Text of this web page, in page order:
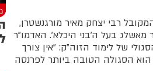
רבי יצחק מאיר מורגנשטרן,
מאשלג בעל ה'בני היכלא'. האדמו"ר
של לימוד הזוה"ק: "אין צורך
הסגולה הטובה ביותר לפרנסה